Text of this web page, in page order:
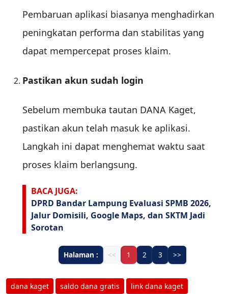
Pembaruan aplikasi biasanya menghadirkan
peningkatan performa dan stabilitas yang
dapat mempercepat proses klaim.
Pastikan akun sudah login
Sebelum membuka tautan DANA Kaget,
pastikan akun telah masuk ke aplikasi.
Langkah ini dapat menghemat waktu saat
proses klaim berlangsung.
BACA JUGA:
DPRD Bandar Lampung Evaluasi SPMB 2026,
Jalur Domisili, Google Maps, dan SKTM Jadi
Sorotan
Halaman : << 1 2 3 >>
dana kaget saldo dana gratis link dana kaget